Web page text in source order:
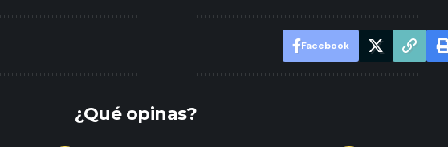
Facebook
¿Qué opinas?